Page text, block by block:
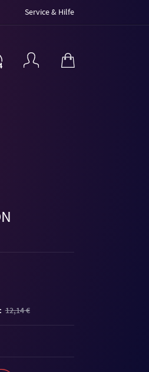
Service & Hilfe
12,14 €